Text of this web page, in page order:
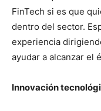
FinTech si es que
dentro del sector.
experiencia
ayudar a alcanzar el
Innovación